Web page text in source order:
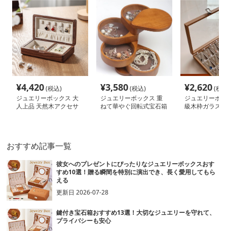
¥4,420(税込)
ジュエリーボックス 大
人上品 天然木アクセサ
¥3,580(税込)
ジュエリーボックス 重
ねて華やぐ回転式宝石箱
¥2,620(税
ジュエリーボ
級木枠ガラス
おすすめ記事一覧
彼女へのプレゼントにぴったりなジュエリーボックスおす
すめ10選！贈る瞬間を特別に演出でき、長く愛用してもら
える
更新日2026-07-28
鍵付き宝石箱おすすめ13選！大切なジュエリーを守れて、
プライバシーも安心